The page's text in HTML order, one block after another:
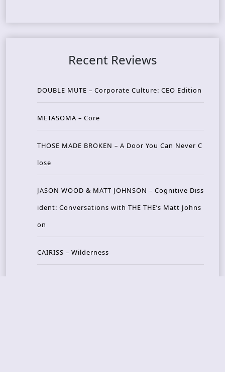
Recent Reviews
DOUBLE MUTE – Corporate Culture: CEO Edition
METASOMA – Core
THOSE MADE BROKEN – A Door You Can Never C
lose
JASON WOOD & MATT JOHNSON – Cognitive Diss
ident: Conversations with THE THE’s Matt Johns
on
CAIRISS – Wilderness